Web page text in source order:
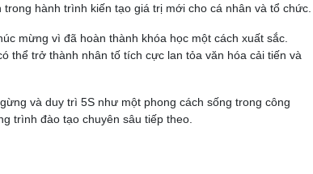
hành trình kiến tạo giá trị mới cho cá nhân và tổ chức.
mừng vì đã hoàn thành khóa học một cách xuất sắc.
thể trở thành nhân tố tích cực lan tỏa văn hóa cải tiến và
và duy trì 5S như một phong cách sống trong công
trình đào tạo chuyên sâu tiếp theo.